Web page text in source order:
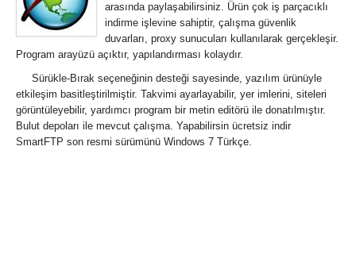
arasında paylaşabilirsiniz. Ürün çok iş parçacıklı
indirme işlevine sahiptir, çalışma güvenlik
duvarları, proxy sunucuları kullanılarak gerçekleşir.
Program arayüzü açıktır, yapılandırması kolaydır.
Sürükle-Bırak seçeneğinin desteği sayesinde, yazılım ürünüyle
etkileşim basitleştirilmiştir. Takvimi ayarlayabilir, yer imlerini, siteleri
görüntüleyebilir, yardımcı program bir metin editörü ile donatılmıştır.
Bulut depoları ile mevcut çalışma. Yapabilirsin ücretsiz indir
SmartFTP son resmi sürümünü Windows 7 Türkçe.